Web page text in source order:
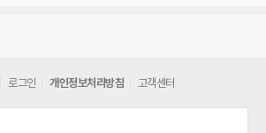
로그인 개인정보처리방침 고객센터